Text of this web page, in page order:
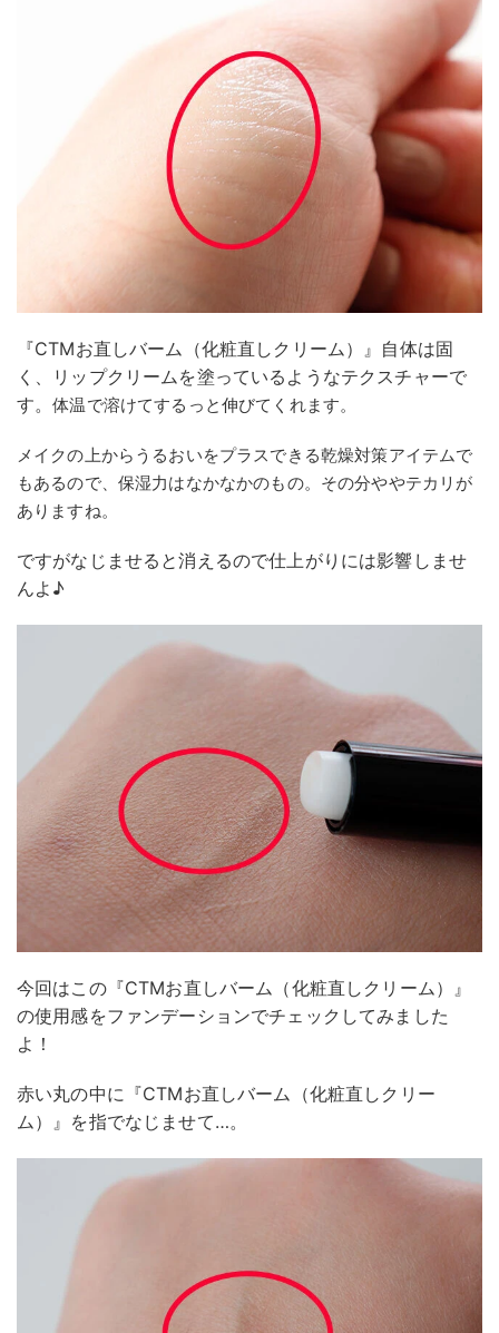
『CTMお直しバーム（化粧直しクリーム）』自体は固
く、リップクリームを塗っているようなテクスチャーで
す。体温で溶けてするっと伸びてくれます。
メイクの上からうるおいをプラスできる乾燥対策アイテムで
もあるので、保湿力はなかなかのもの。その分ややテカリが
ありますね。
ですがなじませると消えるので仕上がりには影響しませ
んよ♪
今回はこの『CTMお直しバーム（化粧直しクリーム）』
の使用感をファンデーションでチェックしてみました
よ！
赤い丸の中に『CTMお直しバーム（化粧直しクリー
ム）』を指でなじませて…。